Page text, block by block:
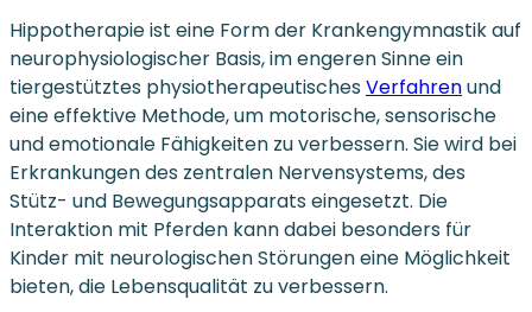
Hippotherapie ist eine Form der Krankengymnastik auf
neurophysiologischer Basis, im engeren Sinne ein
tiergestütztes physiotherapeutischesVerfahrenund
eine effektive Methode, um motorische, sensorische
und emotionale Fähigkeiten zu verbessern. Sie wird bei
Erkrankungen des zentralen Nervensystems, des
Stütz- und Bewegungsapparats eingesetzt. Die
Interaktion mit Pferden kann dabei besonders für
Kinder mit neurologischen Störungen eine Möglichkeit
bieten, die Lebensqualität zu verbessern.